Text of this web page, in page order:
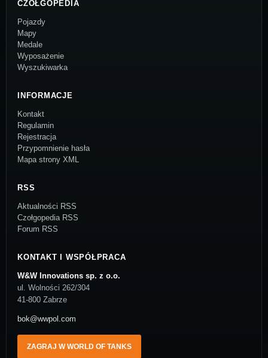
CZOŁGOPEDIA
Pojazdy
Mapy
Medale
Wyposażenie
Wyszukiwarka
INFORMACJE
Kontakt
Regulamin
Rejestracja
Przypomnienie hasła
Mapa strony XML
RSS
Aktualności RSS
Czołgopedia RSS
Forum RSS
KONTAKT I WSPÓŁPRACA
W&W Innovations sp. z o.o.
ul. Wolności 262/304
41-800 Zabrze
bok@wwpol.com
ZAGRAJ W WORLD OF TANKS